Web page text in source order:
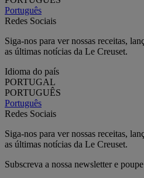
Português
Redes Sociais
Siga-nos para ver nossas receitas,
as últimas notícias da Le Creuset.
Idioma do país
PORTUGAL
PORTUGUÊS
Português
Redes Sociais
Siga-nos para ver nossas receitas,
as últimas notícias da Le Creuset.
Subscreva a nossa newsletter e